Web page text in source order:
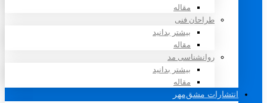
مقاله
طراحان فنی
بیشتر بدانید
مقاله
روانشناسی مد
بیشتر بدانید
مقاله
انتشارات مشق‌مهر